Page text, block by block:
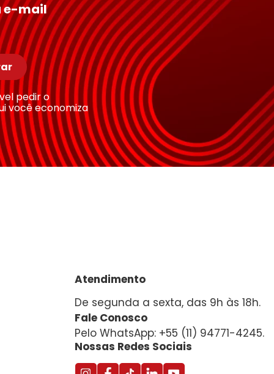
e-mail
pedir o
você economiza
Atendimento
De segunda a sexta, das 9h às 18h.
Fale Conosco
Pelo WhatsApp: +55 (11) 94771-4245.
Nossas Redes Sociais